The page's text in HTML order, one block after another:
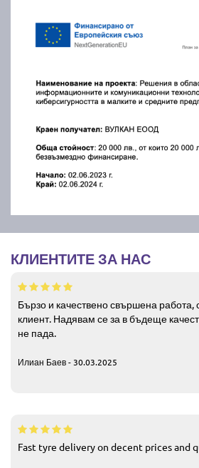
КЛИЕНТИТЕ ЗА НАС
Бързо и качествено свършена работа,
клиент. Надявам се за в бъдеще
не пада.
Илиан Баев - 30.03.2025
Fast tyre delivery on decent prices and